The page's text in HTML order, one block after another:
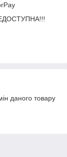
даного товару